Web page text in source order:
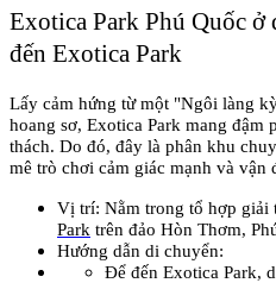
Exotica Park Phú Quốc ở
đến Exotica Park
Lấy cảm hứng từ một "Ngôi làng
hoang sơ, Exotica Park mang đậm
thách. Do đó, đây là phân khu
mê trò chơi cảm giác mạnh và vận
Vị trí: Nằm trong tổ hợp giải
Park trên đảo Hòn Thơm,
Hướng dẫn di chuyển:
Để đến Exotica Park,